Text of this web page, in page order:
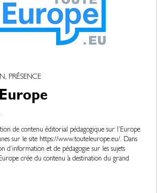
PRÉSENCE
de contenu éditorial pédagogique sur l’Europe
sur le site https://www.touteleurope.eu/. Dans
d’information et de pédagogie sur les sujets
crée du contenu à destination du grand